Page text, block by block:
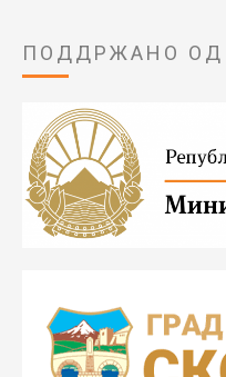
ПОДДРЖАНО ОД